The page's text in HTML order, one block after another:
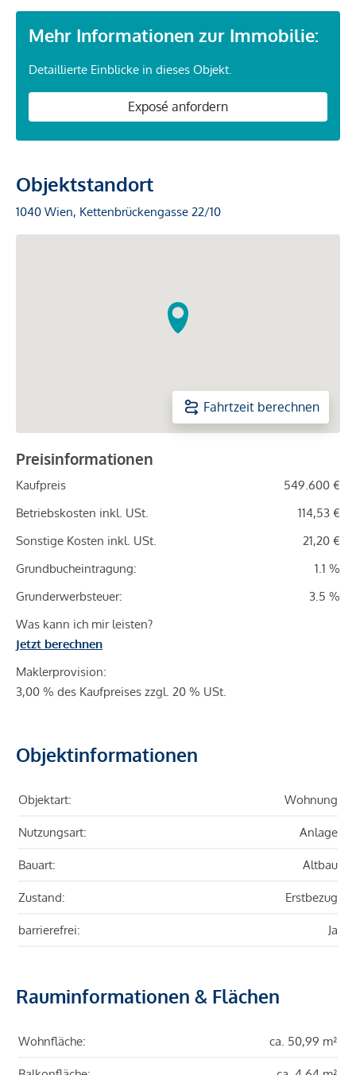
Mehr Informationen zur Immobilie:
Detaillierte Einblicke in dieses Objekt.
Exposé anfordern
Objektstandort
1040 Wien, Kettenbrückengasse 22/10
Fahrtzeit berechnen
Preisinformationen
Kaufpreis
549.600 €
Betriebskosten inkl. USt.
114,53 €
Sonstige Kosten inkl. USt.
21,20 €
Grundbucheintragung:
1.1 %
Grunderwerbsteuer:
3.5 %
Was kann ich mir leisten?
Jetzt berechnen
Maklerprovision:
3,00 % des Kaufpreises zzgl. 20 % USt.
Objektinformationen
Objektart: Wohnung
Nutzungsart: Anlage
Bauart: Altbau
Zustand: Erstbezug
barrierefrei: Ja
Rauminformationen & Flächen
Wohnfläche: ca. 50,99 m²